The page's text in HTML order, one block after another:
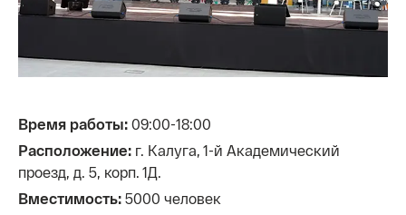
Время работы: 09:00-18:00
Расположение: г. Калуга, 1-й Академический
проезд, д. 5, корп. 1Д.
Вместимость: 5000 человек